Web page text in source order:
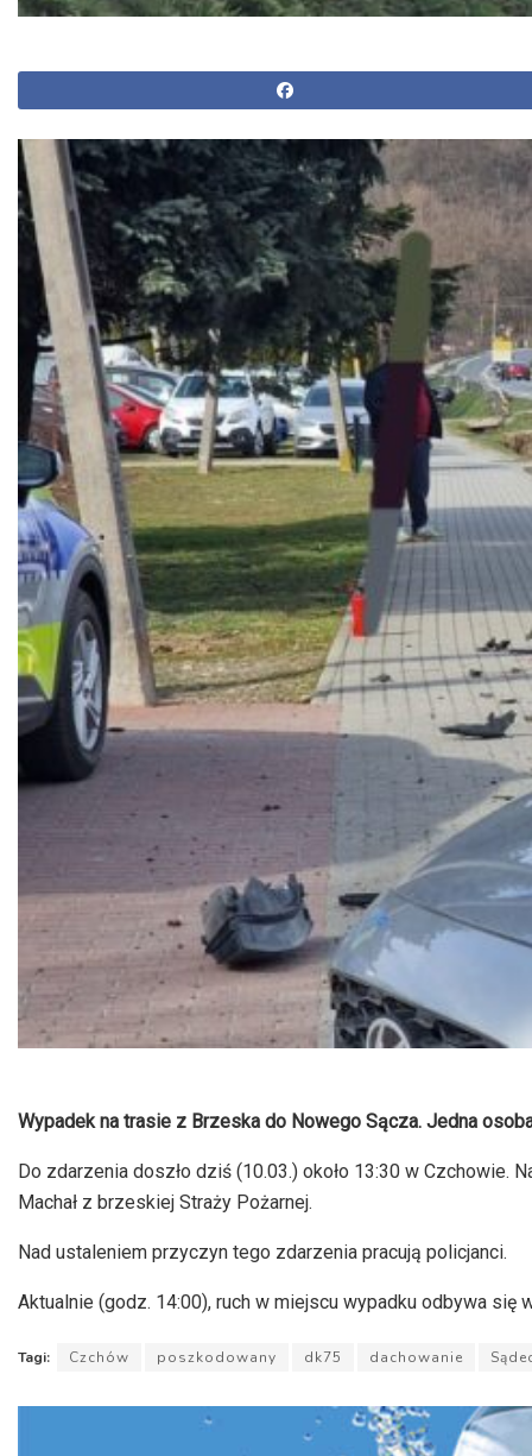
Wypadek na trasie z Brzeska do Nowego Sącza. Jedna
Do zdarzenia doszło dziś (10.03.) około 13:30 w Czchowie.
Machał z brzeskiej Straży Pożarnej.
Nad ustaleniem przyczyn tego zdarzenia pracują policjanci.
Aktualnie (godz. 14:00), ruch w miejscu wypadku odbywa się
Tagi: Czchów poszkodowany dk75 dachowanie